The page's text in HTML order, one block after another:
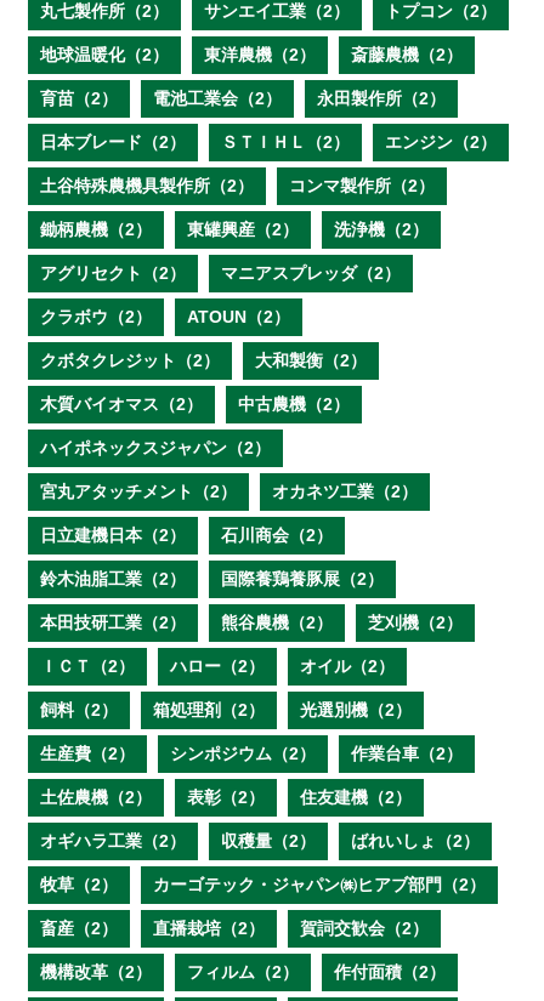
丸七製作所（2） サンエイ工業（2） トプコン（2）
地球温暖化（2） 東洋農機（2） 斎藤農機（2）
育苗（2） 電池工業会（2） 永田製作所（2）
日本ブレード（2） ＳＴＩＨＬ（2） エンジン（2）
土谷特殊農機具製作所（2） コンマ製作所（2）
鋤柄農機（2） 東罐興産（2） 洗浄機（2）
アグリセクト（2） マニアスプレッダ（2）
クラボウ（2） ATOUN（2）
クボタクレジット（2） 大和製衡（2）
木質バイオマス（2） 中古農機（2）
ハイポネックスジャパン（2）
宮丸アタッチメント（2） オカネツ工業（2）
日立建機日本（2） 石川商会（2）
鈴木油脂工業（2） 国際養鶏養豚展（2）
本田技研工業（2） 熊谷農機（2） 芝刈機（2）
ＩＣＴ（2） ハロー（2） オイル（2）
飼料（2） 箱処理剤（2） 光選別機（2）
生産費（2） シンポジウム（2） 作業台車（2）
土佐農機（2） 表彰（2） 住友建機（2）
オギハラ工業（2） 収穫量（2） ばれいしょ（2）
牧草（2） カーゴテック・ジャパン㈱ヒアブ部門（2）
畜産（2） 直播栽培（2） 賀詞交歓会（2）
機構改革（2） フィルム（2） 作付面積（2）